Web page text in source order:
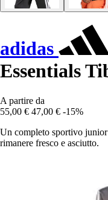
adidas
Essentials
A partire da
55,00 € 47,00 € -15%
Un completo sportivo
rimanere fresco e asciutto.